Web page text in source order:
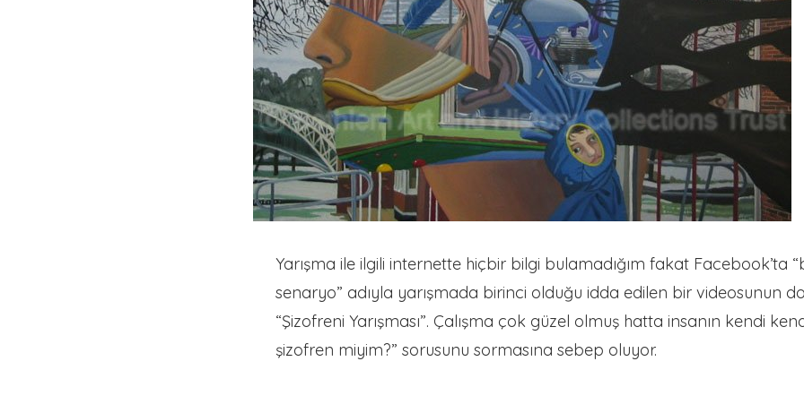
Yarışma ile ilgili internette hiçbir bilgi bulamadığım fakat Facebook’ta
senaryo” adıyla yarışmada birinci olduğu idda edilen bir videosunun
“Şizofreni Yarışması”. Çalışma çok güzel olmuş hatta insanın kendi
şizofren miyim?” sorusunu sormasına sebep oluyor.